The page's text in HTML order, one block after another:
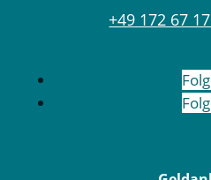
+49 172 67